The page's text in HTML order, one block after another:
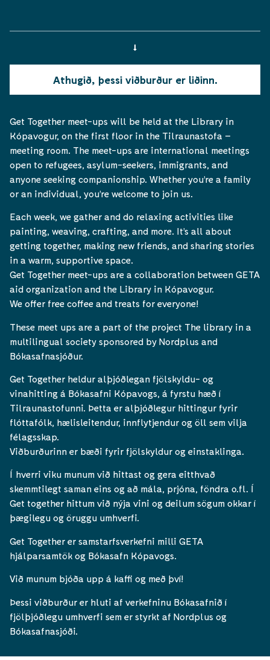
Athugið, þessi viðburður er liðinn.
Get Together meet-ups will be held at the Library in
Kópavogur, on the first floor in the Tilraunastofa –
meeting room. The meet-ups are international meetings
open to refugees, asylum-seekers, immigrants, and
anyone seeking companionship. Whether you’re a family
or an individual, you’re welcome to join us.
Each week, we gather and do relaxing activities like
painting, weaving, crafting, and more. It’s all about
getting together, making new friends, and sharing stories
in a warm, supportive space.
Get Together meet-ups are a collaboration between GETA
aid organization and the Library in Kópavogur.
We offer free coffee and treats for everyone!
These meet ups are a part of the project The library in a
multilingual society sponsored by Nordplus and
Bókasafnasjóður.
Get Together heldur alþjóðlegan fjölskyldu- og
vinahitting á Bókasafni Kópavogs, á fyrstu hæð í
Tilraunastofunni. Þetta er alþjóðlegur hittingur fyrir
flóttafólk, hælisleitendur, innflytjendur og öll sem vilja
félagsskap.
Viðburðurinn er bæði fyrir fjölskyldur og einstaklinga.
Í hverri viku munum við hittast og gera eitthvað
skemmtilegt saman eins og að mála, prjóna, föndra o.fl. Í
Get together hittum við nýja vini og deilum sögum okkar í
þægilegu og öruggu umhverfi.
Get Together er samstarfsverkefni milli GETA
hjálparsamtök og Bókasafn Kópavogs.
Við munum bjóða upp á kaffi og með því!
Þessi viðburður er hluti af verkefninu Bókasafnið í
fjölþjóðlegu umhverfi sem er styrkt af Nordplus og
Bókasafnasjóði.